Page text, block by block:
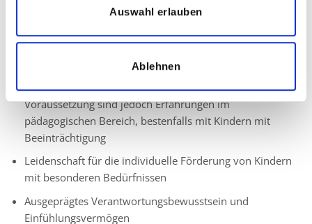
Auswahl erlauben
Ablehnen
Austausch der Erfahrungen in unserem Team
Pädagogische Fachkraft oder Quereinsteiger/in –
Voraussetzung sind jedoch Erfahrungen im
pädagogischen Bereich, bestenfalls mit Kindern mit
Beeinträchtigung
Leidenschaft für die individuelle Förderung von Kindern
mit besonderen Bedürfnissen
Ausgeprägtes Verantwortungsbewusstsein und
Einfühlungsvermögen